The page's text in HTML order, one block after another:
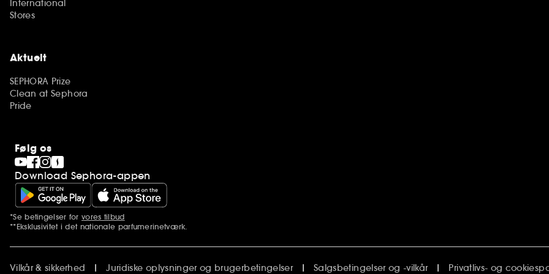
International
Stores
Aktuelt
SEPHORA Prize
Clean at Sephora
Pride
Følg os
Download Sephora-appen
Yderligere bemærkninger
*Se betingelser for vores tilbud
**Eksklusivitet i det nationale parfumerinetværk.
Vilkår & sikkerhed Juridiske oplysninger og brugerbetingelser Salgsbetingelser og -vilkår
Privatlivs- og